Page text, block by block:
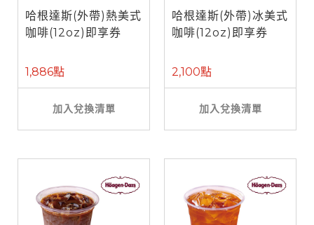
哈根達斯(外帶)熱美式
咖啡(12oz)即享券
1,886點
加入兌換清單
哈根達斯(外帶)冰美式
咖啡(12oz)即享券
2,100點
加入兌換清單